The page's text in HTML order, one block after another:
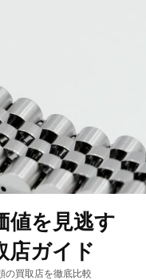
値を見逃す
店ガイド
の買取店を徹底比較